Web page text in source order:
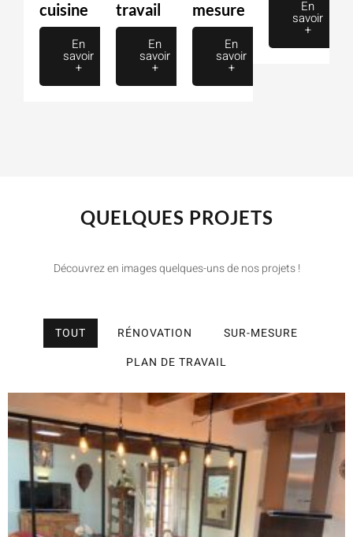
cuisine
En
savoir
+
travail
En
savoir
+
mesure
En
savoir
+
En
savoir
+
QUELQUES PROJETS
Découvrez en images quelques-uns de nos projets !
TOUT RÉNOVATION
SUR-MESURE
PLAN DE TRAVAIL